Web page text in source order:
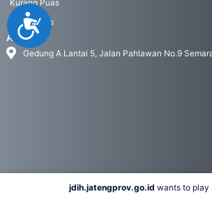
Accessibility
Kurang Puas
Tidak Puas
Address
Gedung A Lantai 5, Jalan Pahlawan No.9
jdih.jatengprov.go.id wants to play